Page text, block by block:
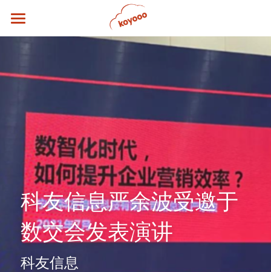
首页
新闻博客
联系我们
科友信息严余波受邀于
数交会发表演讲
科友信息